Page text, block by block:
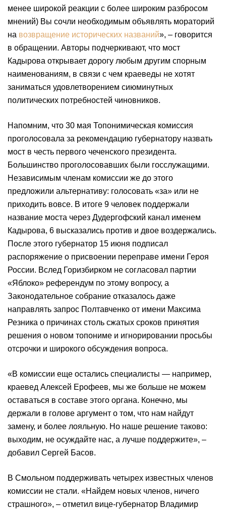
менее широкой реакции с более широким разбросом
мнений) Вы сочли необходимым объявлять мораторий
на возвращение исторических названий», – говорится
в обращении. Авторы подчеркивают, что мост
Кадырова открывает дорогу любым другим спорным
наименованиям, в связи с чем краеведы не хотят
заниматься удовлетворением сиюминутных
политических потребностей чиновников.
Напомним, что 30 мая Топонимическая комиссия
проголосовала за рекомендацию губернатору назвать
мост в честь первого чеченского президента.
Большинство проголосовавших были госслужащими.
Независимым членам комиссии же до этого
предложили альтернативу: голосовать «за» или не
приходить вовсе. В итоге 9 человек поддержали
название моста через Дудергофский канал именем
Кадырова, 6 высказались против и двое воздержались.
После этого губернатор 15 июня подписал
распоряжение о присвоении переправе имени Героя
России. Вслед Горизбирком не согласовал партии
«Яблоко» референдум по этому вопросу, а
Законодательное собрание отказалось даже
направлять запрос Полтавченко от имени Максима
Резника о причинах столь сжатых сроков принятия
решения о новом топониме и игнорировании просьбы
отсрочки и широкого обсуждения вопроса.
«В комиссии еще остались специалисты — например,
краевед Алексей Ерофеев, мы же больше не можем
оставаться в составе этого органа. Конечно, мы
держали в голове аргумент о том, что нам найдут
замену, и более лояльную. Но наше решение таково:
выходим, не осуждайте нас, а лучше поддержите», –
добавил Сергей Басов.
В Смольном поддерживать четырех известных членов
комиссии не стали. «Найдем новых членов, ничего
страшного», – отметил вице-губернатор Владимир